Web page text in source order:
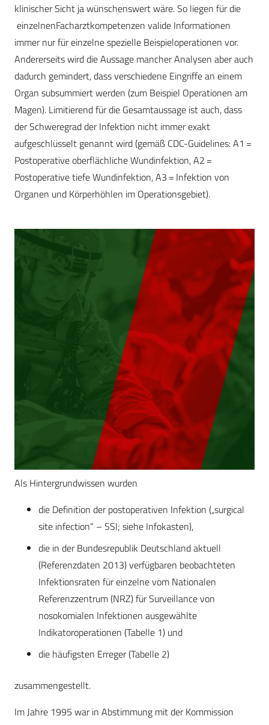
klinischer Sicht ja wünschenswert wäre. So liegen für die
einzelnenFacharztkompetenzen valide Informationen
immer nur für einzelne spezielle Beispieloperationen vor.
Andererseits wird die Aussage mancher Analysen aber auch
dadurch gemindert, dass verschiedene Eingriffe an einem
Organ subsummiert werden (zum Beispiel Operationen am
Magen). Limitierend für die Gesamtaussage ist auch, dass
der Schweregrad der Infektion nicht immer exakt
aufgeschlüsselt genannt wird (gemäß CDC-Guidelines: A1 =
Postoperative oberflächliche Wundinfektion, A2 =
Postoperative tiefe Wundinfektion, A3 = Infektion von
Organen und Körperhöhlen im Operationsgebiet).
Als Hintergrundwissen wurden
die Definition der postoperativen Infektion („surgical
site infection“ – SSI; siehe Infokasten),
die in der Bundesrepublik Deutschland aktuell
(Referenzdaten 2013) verfügbaren beobachteten
Infektionsraten für einzelne vom Nationalen
Referenzzentrum (NRZ) für Surveillance von
nosokomialen Infektionen ausgewählte
Indikatoroperationen (Tabelle 1) und
die häufigsten Erreger (Tabelle 2)
zusammengestellt.
Im Jahre 1995 war in Abstimmung mit der Kommission